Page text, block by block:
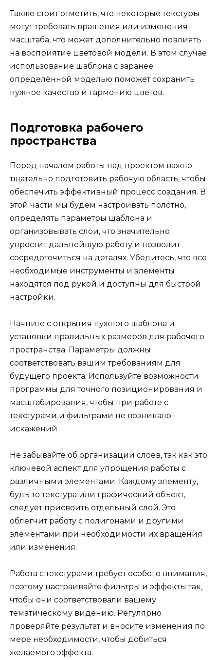
Также стоит отметить, что некоторые текстуры
могут требовать вращения или изменения
масштаба, что может дополнительно повлиять
на восприятие цветовой модели. В этом случае
использование шаблона с заранее
определённой моделью поможет сохранить
нужное качество и гармонию цветов.
Подготовка рабочего
пространства
Перед началом работы над проектом важно
тщательно подготовить рабочую область, чтобы
обеспечить эффективный процесс создания. В
этой части мы будем настроивать полотно,
определять параметры шаблона и
организовывать слои, что значительно
упростит дальнейшую работу и позволит
сосредоточиться на деталях. Убедитесь, что все
необходимые инструменты и элементы
находятся под рукой и доступны для быстрой
настройки.
Начните с открытия нужного шаблона и
установки правильных размеров для рабочего
пространства. Параметры должны
соответствовать вашим требованиям для
будущего проекта. Используйте возможности
программы для точного позиционирования и
масштабирования, чтобы при работе с
текстурами и фильтрами не возникало
искажений.
Не забывайте об организации слоев, так как это
ключевой аспект для упрощения работы с
различными элементами. Каждому элементу,
будь то текстура или графический объект,
следует присвоить отдельный слой. Это
облегчит работу с полигонами и другими
элементами при необходимости их вращения
или изменения.
Работа с текстурами требует особого внимания,
поэтому настраивайте фильтры и эффекты так,
чтобы они соответствовали вашему
тематическому видению. Регулярно
проверяйте результат и вносите изменения по
мере необходимости, чтобы добиться
желаемого эффекта.